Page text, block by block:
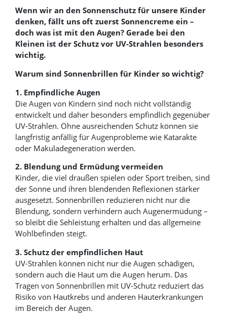
Wenn wir an den Sonnenschutz für unsere Kinder
denken, fällt uns oft zuerst Sonnencreme ein –
doch was ist mit den Augen? Gerade bei den
Kleinen ist der Schutz vor UV-Strahlen besonders
wichtig.
Warum sind Sonnenbrillen für Kinder so wichtig?
1. Empfindliche Augen
Die Augen von Kindern sind noch nicht vollständig
entwickelt und daher besonders empfindlich gegenüber
UV-Strahlen. Ohne ausreichenden Schutz können sie
langfristig anfällig für Augenprobleme wie Katarakte
oder Makuladegeneration werden.
2. Blendung und Ermüdung vermeiden
Kinder, die viel draußen spielen oder Sport treiben, sind
der Sonne und ihren blendenden Reflexionen stärker
ausgesetzt. Sonnenbrillen reduzieren nicht nur die
Blendung, sondern verhindern auch Augenermüdung –
so bleibt die Sehleistung erhalten und das allgemeine
Wohlbefinden steigt.
3. Schutz der empfindlichen Haut
UV-Strahlen können nicht nur die Augen schädigen,
sondern auch die Haut um die Augen herum. Das
Tragen von Sonnenbrillen mit UV-Schutz reduziert das
Risiko von Hautkrebs und anderen Hauterkrankungen
im Bereich der Augen.